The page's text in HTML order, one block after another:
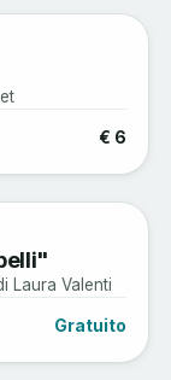
€ 6
Laura Valenti
Gratuito